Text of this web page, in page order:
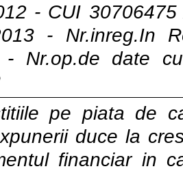
- CUI
- Nr.inreg.In
- Nr.op.de date
pe piata de
duce la
financiar in